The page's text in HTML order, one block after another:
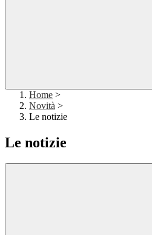
Home >
Novità >
Le notizie
Le notizie